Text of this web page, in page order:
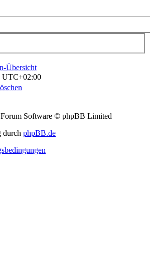
Übersicht
UTC+02:00
Software © phpBB Limited
durch phpBB.de